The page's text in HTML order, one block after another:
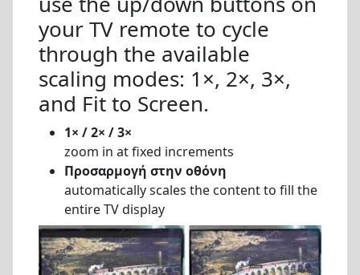
your TV remote to cycle
through the available
scaling modes: 1×, 2×, 3×,
and Fit to Screen.
1× / 2× / 3×
zoom in at fixed increments
Προσαρμογή στην οθόνη
automatically scales the content to fill the
entire TV display